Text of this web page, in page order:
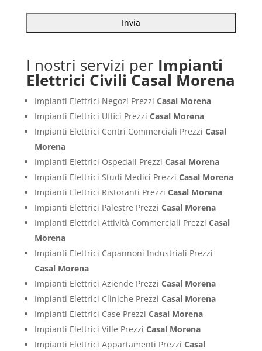
I nostri servizi per Impianti
Elettrici Civili Casal Morena
Impianti Elettrici Negozi Prezzi Casal Morena
Impianti Elettrici Uffici Prezzi Casal Morena
Impianti Elettrici Centri Commerciali Prezzi Casal
Morena
Impianti Elettrici Ospedali Prezzi Casal Morena
Impianti Elettrici Studi Medici Prezzi Casal Morena
Impianti Elettrici Ristoranti Prezzi Casal Morena
Impianti Elettrici Palestre Prezzi Casal Morena
Impianti Elettrici Attività Commerciali Prezzi Casal
Morena
Impianti Elettrici Capannoni Industriali Prezzi
Casal Morena
Impianti Elettrici Aziende Prezzi Casal Morena
Impianti Elettrici Cliniche Prezzi Casal Morena
Impianti Elettrici Case Prezzi Casal Morena
Impianti Elettrici Ville Prezzi Casal Morena
Impianti Elettrici Appartamenti Prezzi Casal